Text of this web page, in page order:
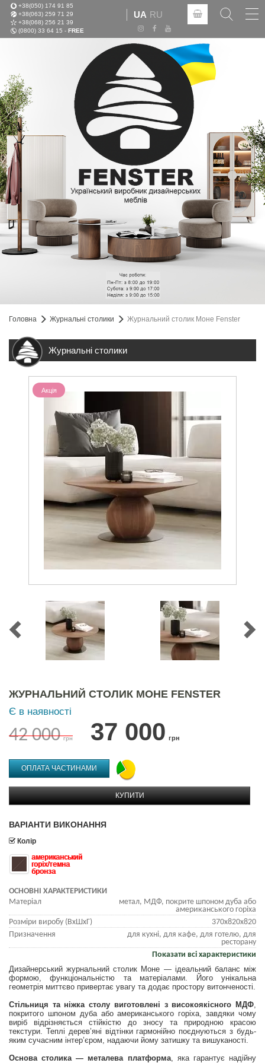
+38(050) 174 91 85
+38(063) 259 71 29
+38(068) 256 21 39
(0800) 33 64 15 - FREE
UA RU
Головна Журнальні столики Журнальний столик Моне Fenster
Журнальні столики
Акція
ЖУРНАЛЬНИЙ СТОЛИК МОНЕ FENSTER
Є в наявності
42 000 грн 37 000 грн
ОПЛАТА ЧАСТИНАМИ
КУПИТИ
ВАРІАНТИ ВИКОНАННЯ
Колір
американський
горіх/темна
бронза
ОСНОВНІ ХАРАКТЕРИСТИКИ
Матеріал
метал, МДФ, покрите шпоном дуба або
американського горіха
Розміри виробу (ВхШхГ)
370х820х820
Призначення
для кухні, для кафе, для готелю, для
ресторану
Показати всі характеристики
Дизайнерський журнальний столик Моне — ідеальний баланс між
формою, функціональністю та матеріалами. Його унікальна
геометрія миттєво привертає увагу та додає простору витонченості.
Стільниця та ніжка столу виготовлені з високоякісного МДФ,
покритого шпоном дуба або американського горіха, завдяки чому
виріб відрізняється стійкістю до зносу та природною красою
текстури. Теплі дерев’яні відтінки гармонійно поєднуються з будь-
яким сучасним інтер’єром, надаючи йому затишку та вишуканості.
Основа столика — металева платформа, яка гарантує надійну